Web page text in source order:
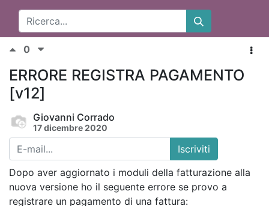
0
ERRORE REGISTRA PAGAMENTO
[v12]
Giovanni Corrado
17 dicembre 2020
Iscriviti
Dopo aver aggiornato i moduli della fatturazione alla
nuova versione ho il seguente errore se provo a
registrare un pagamento di una fattura: